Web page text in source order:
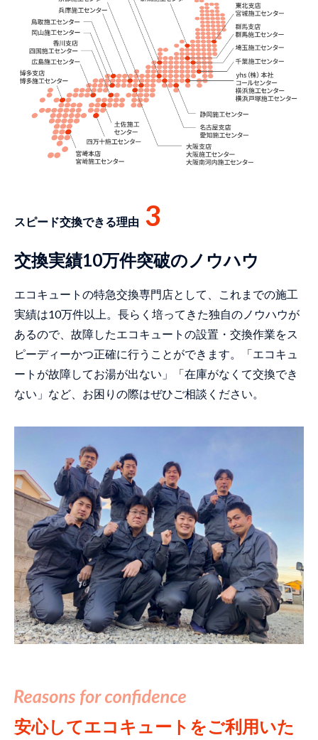
スピード交換できる理由 3
交換実績10万件突破のノウハウ
エコキュートの特急交換専門店として、これまでの施工
実績は10万件以上。長らく培ってきた独自のノウハウが
あるので、故障したエコキュートの設置・交換作業をス
ピーディーかつ正確に行うことができます。「エコキュ
ートが故障してお湯が出ない」「在庫がなくて交換でき
ない」など、お困りの際はぜひご相談ください。
安心してエコキュートをご利用いた